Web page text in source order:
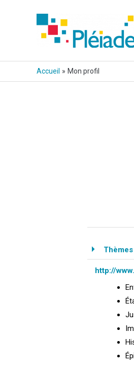
Accueil Mon profil
http://